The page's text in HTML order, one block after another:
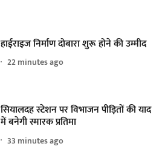
हाईराइज निर्माण दोबारा शुरू होने की उम्मीद
22 minutes ago
सियालदह स्टेशन पर विभाजन पीड़ितों की याद
में बनेगी स्मारक प्रतिमा
33 minutes ago